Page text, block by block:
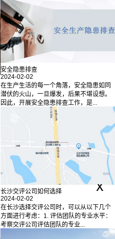
安全隐患排查
2024-02-02
在生产生活的每一个角落，安全隐患如同
潜伏的火山，一旦爆发，后果不堪设想。
因此，开展安全隐患排查工作，是...
长沙交评公司如何选择
2024-02-02
在长沙选择交评公司时，可以从以下几个
方面进行考虑：1. 评估团队的专业水平：
考察交评公司评估团队的专业...
x